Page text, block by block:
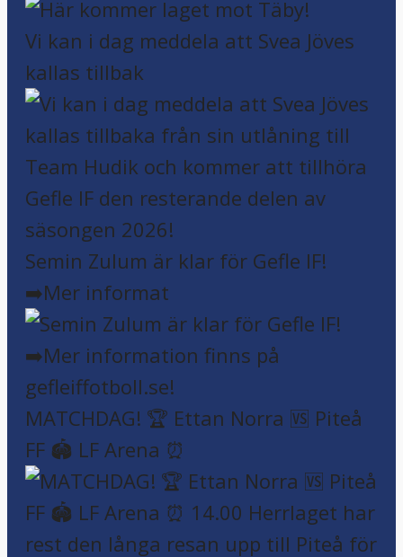
Vi kan i dag meddela att Svea Jöves
kallas tillbak
Semin Zulum är klar för Gefle IF!
➡️Mer informat
MATCHDAG! 🏆 Ettan Norra 🆚 Piteå
FF 🏟️ LF Arena ⏰